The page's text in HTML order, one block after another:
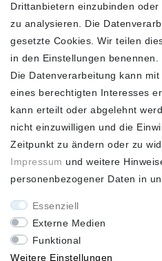
ZAHLUNGSARTEN
Drittanbietern einzubinden
zu analysieren. Die
gesetzte Cookies. Wir teilen
in den Einstellungen benennen.
Die Datenverarbeitung kann
eines berechtigten Interesses
kann erteilt oder abgelehnt
nicht einzuwilligen und die
Zeitpunkt zu ändern oder zu
Impressum und weitere
personenbezogener Daten in
Essenziell
Externe Medien
Funktional
Weitere Einstellungen